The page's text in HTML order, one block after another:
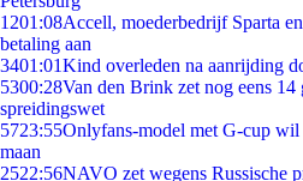
1201:08Accell, moederbedrijf Sparta
betaling aan
3401:01Kind overleden na aanrijding
5300:28Van den Brink zet nog eens 14
spreidingswet
5723:55Onlyfans-model met G-cup
maan
2522:56NAVO zet wegens Russische